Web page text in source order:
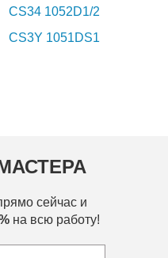
CS34 1052D1/2
CS3Y 1051DS1
сейчас и
на всю работу!